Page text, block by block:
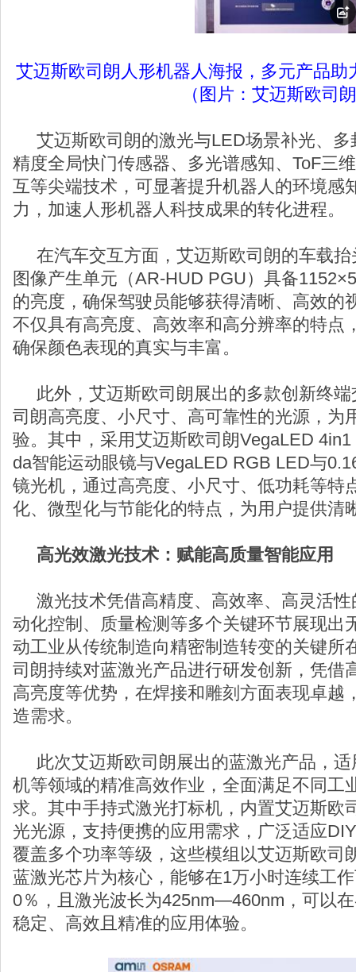
艾迈斯欧司朗人形机器人海报，多元产品
（图片：艾迈斯欧司
艾迈斯欧司朗的激光与LED场景补光、多
精度全局快门传感器、多光谱感知、ToF三
互等尖端技术，可显著提升机器人的环境感
力，加速人形机器人科技成果的转化进程。
在汽车交互方面，艾迈斯欧司朗的车载抬
图像产生单元（AR-HUD PGU）具备
的亮度，确保驾驶员能够获得清晰、高效的
不仅具有高亮度、高效率和高分辨率的特点
确保颜色表现的真实与丰富。
此外，艾迈斯欧司朗展出的多款创新终端
司朗高亮度、小尺寸、高可靠性的光源，为
验。其中，采用艾迈斯欧司朗VegaLED
da智能运动眼镜与VegaLED RGB LED与
镜光机，通过高亮度、小尺寸、低功耗等特
化、微型化与节能化的特点，为用户提供清
高光效激光技术：赋能高质量智能应用
激光技术凭借高精度、高效率、高灵活性
动化控制、质量检测等多个关键环节展现出
动工业从传统制造向精密制造转变的关键所
司朗持续对蓝激光产品进行研发创新，凭借
高亮度等优势，在焊接和雕刻方面表现卓越
造需求。
此次艾迈斯欧司朗展出的蓝激光产品，适
机等领域的精准高效作业，全面满足不同工
求。其中手持式激光打标机，内置艾迈斯欧
光光源，支持便携的应用需求，广泛适应
覆盖多个功率等级，这些模组以艾迈斯欧司
蓝激光芯片为核心，能够在1万小时连续工
0％，且激光波长为425nm—460nm，可以
稳定、高效且精准的应用体验。